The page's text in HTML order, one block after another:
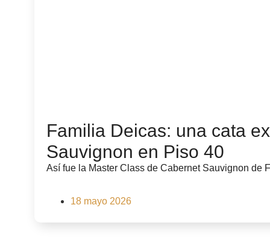
Familia Deicas: una cata
Sauvignon en Piso 40
Así fue la Master Class de Cabernet Sauvignon de
18 mayo 2026